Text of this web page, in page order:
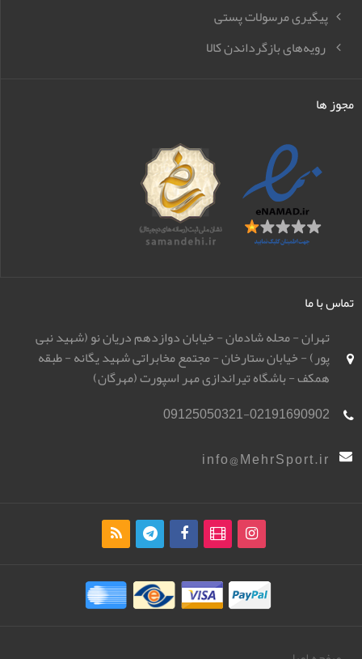
پیگیری مرسولات پستی
رویه‌های بازگرداندن کالا
مجوز ها
تماس با ما
تهران - محله شادمان - خیابان دوازدهم دریان نو (شهید نبی
پور) - خیابان ستارخان - مجتمع مخابراتی شهید یگانه - طبقه
همکف - باشگاه تیراندازی مهر اسپورت (مهرگان)
09125050321-02191690902
info@MehrSport.ir